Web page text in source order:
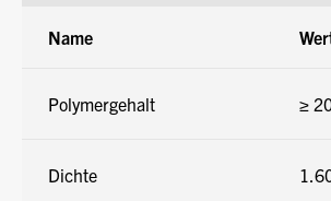
Name
Polymergehalt ≥
Dichte